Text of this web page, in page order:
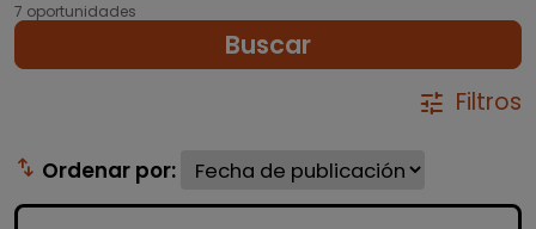
7 oportunidades
Buscar
tune Filtros
swap_vert Ordenar por: